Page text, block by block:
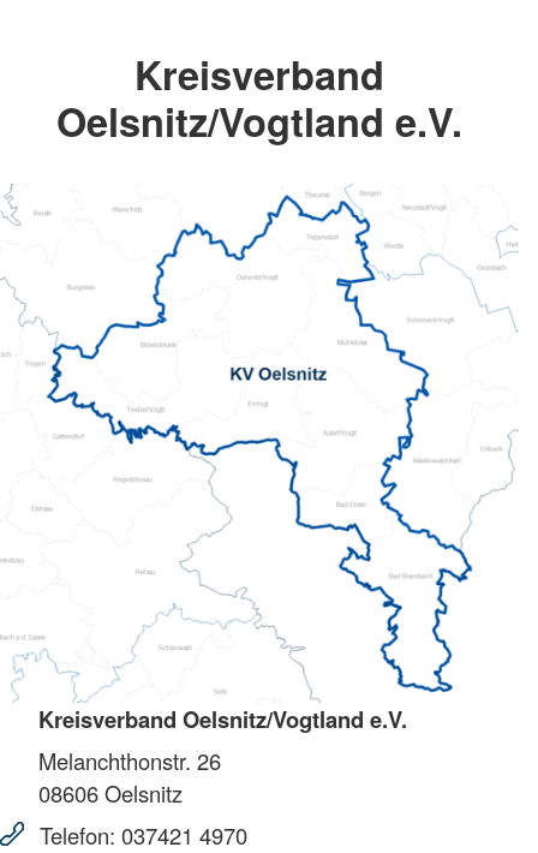
Kreisverband
Oelsnitz/Vogtland e.V.
Kreisverband Oelsnitz/Vogtland e.V.
Melanchthonstr. 26
08606Oelsnitz
Telefon: 037421 4970